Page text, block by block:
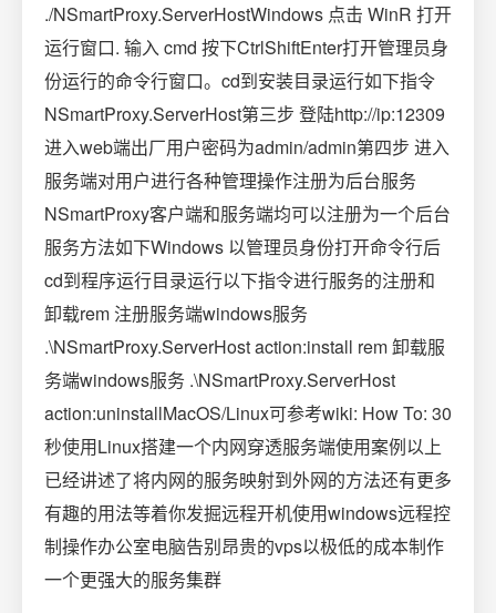
./NSmartProxy.ServerHostWindows 点击 WinR 打开
运行窗口. 输入 cmd 按下CtrlShiftEnter打开管理员身
份运行的命令行窗口。cd到安装目录运行如下指令
NSmartProxy.ServerHost第三步 登陆http://ip:12309
进入web端出厂用户密码为admin/admin第四步 进入
服务端对用户进行各种管理操作注册为后台服务
NSmartProxy客户端和服务端均可以注册为一个后台
服务方法如下Windows 以管理员身份打开命令行后
cd到程序运行目录运行以下指令进行服务的注册和
卸载rem 注册服务端windows服务
.\NSmartProxy.ServerHost action:install rem 卸载服
务端windows服务 .\NSmartProxy.ServerHost
action:uninstallMacOS/Linux可参考wiki: How To: 30
秒使用Linux搭建一个内网穿透服务端使用案例以上
已经讲述了将内网的服务映射到外网的方法还有更多
有趣的用法等着你发掘远程开机使用windows远程控
制操作办公室电脑告别昂贵的vps以极低的成本制作
一个更强大的服务集群